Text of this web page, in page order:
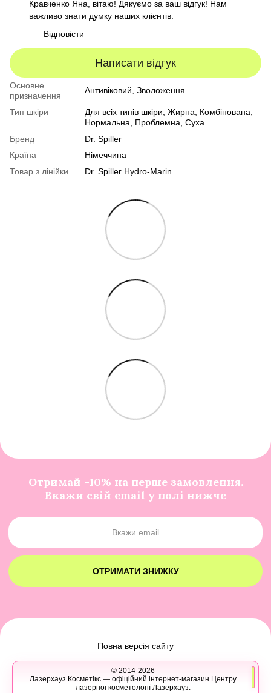
Кравченко Яна, вітаю! Дякуємо за ваш відгук! Нам
важливо знати думку наших клієнтів.
Відповісти
Написати відгук
Основне
призначення
Антивіковий, Зволоження
Тип шкіри Для всіх типів шкіри, Жирна, Комбінована,
Нормальна, Проблемна, Суха
Бренд
Dr. Spiller
Країна
Німеччина
Товар з лінійки
Dr. Spiller Hydro-Marin
Отримай -10% на перше замовлення.
Вкажи свій email у полі нижче
ОТРИМАТИ ЗНИЖКУ
Повна версія сайту
© 2014-2026
Лазерхауз Косметікс — офіційний інтернет-магазин Центру
лазерної косметології Лазерхауз.